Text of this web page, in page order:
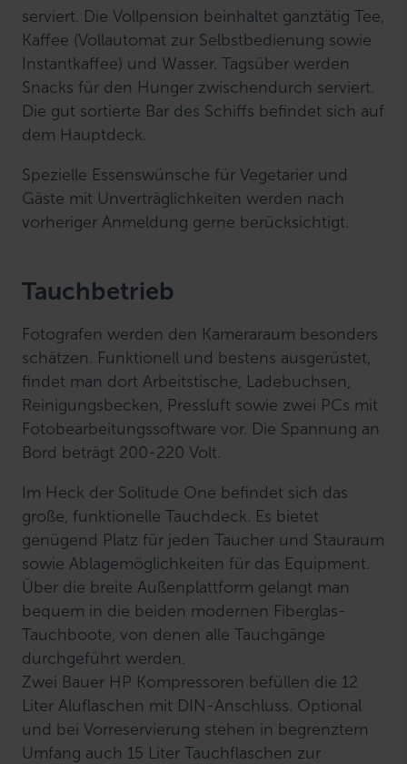
serviert. Die Vollpension beinhaltet ganztätig Tee,
Kaffee (Vollautomat zur Selbstbedienung sowie
Instantkaffee) und Wasser. Tagsüber werden
Snacks für den Hunger zwischendurch serviert.
Die gut sortierte Bar des Schiffs befindet sich auf
dem Hauptdeck.
Spezielle Essenswünsche für Vegetarier und
Gäste mit Unverträglichkeiten werden nach
vorheriger Anmeldung gerne berücksichtigt.
Tauchbetrieb
Fotografen werden den Kameraraum besonders
schätzen. Funktionell und bestens ausgerüstet,
findet man dort Arbeitstische, Ladebuchsen,
Reinigungsbecken, Pressluft sowie zwei PCs mit
Fotobearbeitungssoftware vor. Die Spannung an
Bord beträgt 200-220 Volt.
Im Heck der Solitude One befindet sich das
große, funktionelle Tauchdeck. Es bietet
genügend Platz für jeden Taucher und Stauraum
sowie Ablagemöglichkeiten für das Equipment.
Über die breite Außenplattform gelangt man
bequem in die beiden modernen Fiberglas-
Tauchboote, von denen alle Tauchgänge
durchgeführt werden.
Zwei Bauer HP Kompressoren befüllen die 12
Liter Aluflaschen mit DIN-Anschluss. Optional
und bei Vorreservierung stehen in begrenztem
Umfang auch 15 Liter Tauchflaschen zur